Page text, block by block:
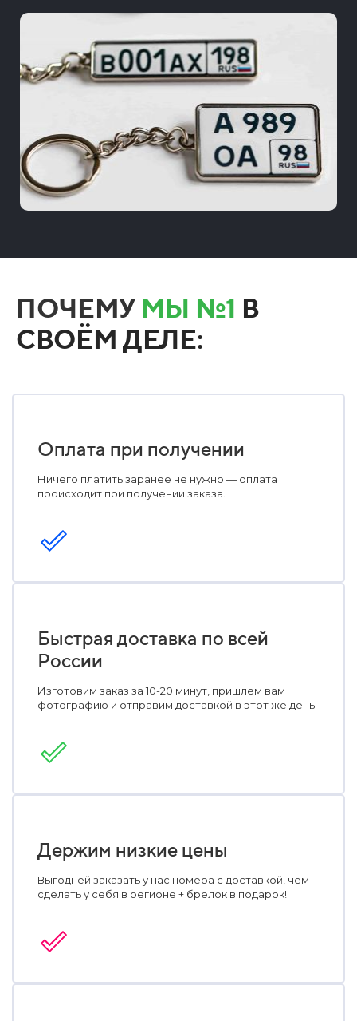
ПОЧЕМУ МЫ №1 В
СВОЁМ ДЕЛЕ:
Оплата при получении
Ничего платить заранее не нужно — оплата
происходит при получении заказа.
Быстрая доставка по всей
России
Изготовим заказ за 10-20 минут, пришлем вам
фотографию и отправим доставкой в этот же день.
Держим низкие цены
Выгодней заказать у нас номера с доставкой, чем
сделать у себя в регионе + брелок в подарок!